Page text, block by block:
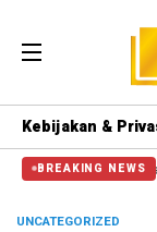
Kebijakan &
BREAKING NEWS
Patung Kuda: Semoga
UNCATEGORIZED